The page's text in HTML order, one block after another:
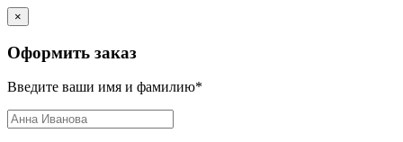
×
Оформить заказ
Введите ваши имя и фамилию*